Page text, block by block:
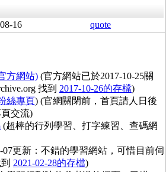
16 quote
方網站) (官方網站已於2017-10-25關
找到 2017-10-26的存檔)
絲專頁) (官網關閉前，首頁請人日後
交流)
(超棒的行列學習、打字練習、查碼網
07更新：不錯的學習網站，可惜目前伺
2021-02-28的存檔)